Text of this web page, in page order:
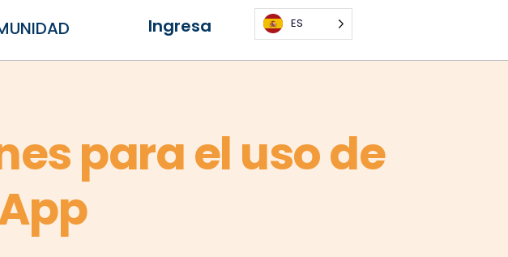
Ingresa ES
para el uso de